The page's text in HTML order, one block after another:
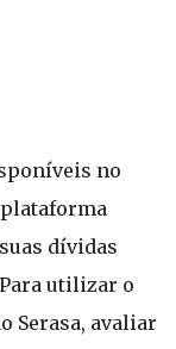
no
plataforma
dívidas
utilizar o
Serasa, avaliar